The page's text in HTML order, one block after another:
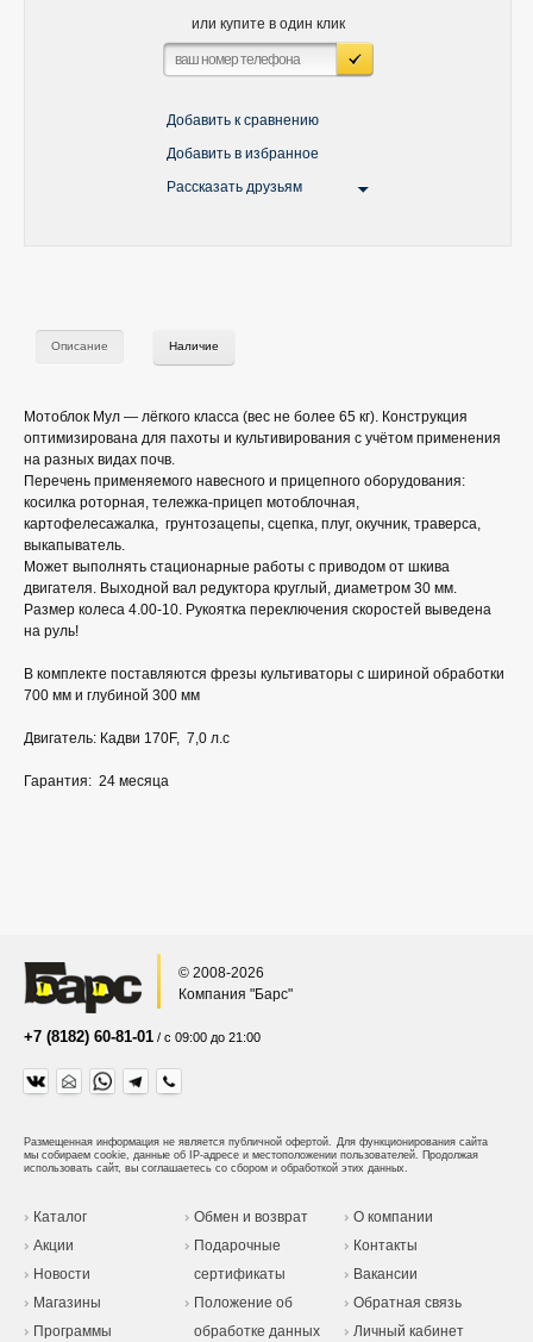
или купите в один клик
Добавить к сравнению
Добавить в избранное
Рассказать друзьям
Описание Наличие
Мотоблок Мул — лёгкого класса (вес не более 65 кг). Конструкция
оптимизирована для пахоты и культивирования с учётом применения
на разных видах почв.
Перечень применяемого навесного и прицепного оборудования:
косилка роторная, тележка-прицеп мотоблочная,
картофелесажалка, грунтозацепы, сцепка, плуг, окучник, траверса,
выкапыватель.
Может выполнять стационарные работы с приводом от шкива
двигателя. Выходной вал редуктора круглый, диаметром 30 мм.
Размер колеса 4.00-10. Рукоятка переключения скоростей выведена
на руль!
В комплекте поставляются фрезы культиваторы с шириной обработки
700 мм и глубиной 300 мм
Двигатель: Кадви 170F, 7,0 л.с
Гарантия: 24 месяца
© 2008-2026
Компания "Барс"
+7 (8182) 60-81-01 / с 09:00 до 21:00
Размещенная информация не является публичной офертой. Для функционирования сайта
мы собираем cookie, данные об IP-адресе и местоположении пользователей. Продолжая
использовать сайт, вы соглашаетесь со сбором и обработкой этих данных.
Каталог
Акции
Новости
Магазины
Программы
Обмен и возврат
Подарочные
сертификаты
Положение об
обработке данных
О компании
Контакты
Вакансии
Обратная связь
Личный кабинет